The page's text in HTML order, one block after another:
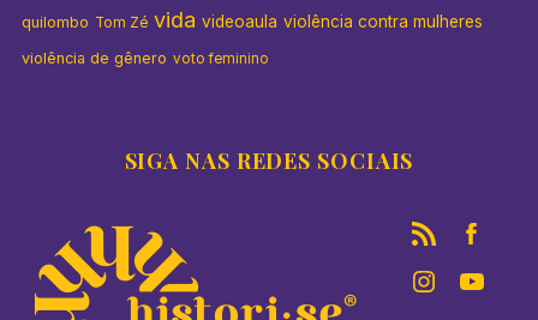
quilombo Tom Zé vida videoaula violência contra mulheres
violência de gênero voto feminino
SIGA NAS REDES SOCIAIS